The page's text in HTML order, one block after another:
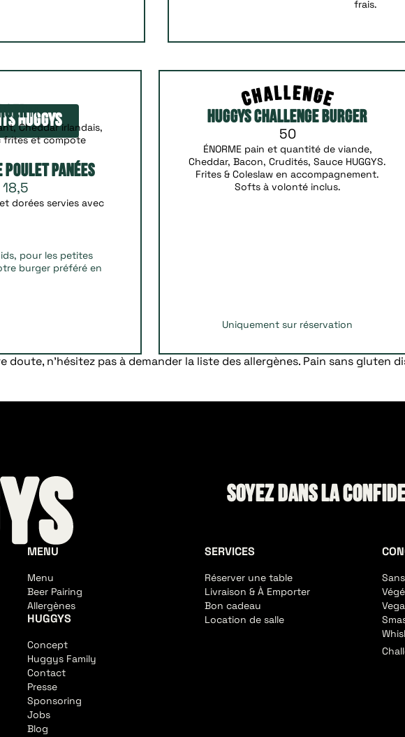
frais.
huggys
11
Cheddar irlandais,
frites et compote
Poulet Panées
18,5
dorées servies avec
pour les petites
burger préféré en
huggys challenge burger
50
ÉNORME pain et quantité de viande,
Cheddar, Bacon, Crudités, Sauce HUGGYS.
Frites & Coleslaw en accompagnement.
Softs à volonté inclus.
Uniquement sur réservation
doute, n’hésitez pas à demander la liste des allergènes. Pain sans gluten
Soyez dans la
MENU
Menu
Beer Pairing
Allergènes
HUGGYS
Concept
Huggys Family
Contact
Presse
Sponsoring
Jobs
Blog
SERVICES
Réserver une table
Livraison & À Emporter
Bon cadeau
Location de salle